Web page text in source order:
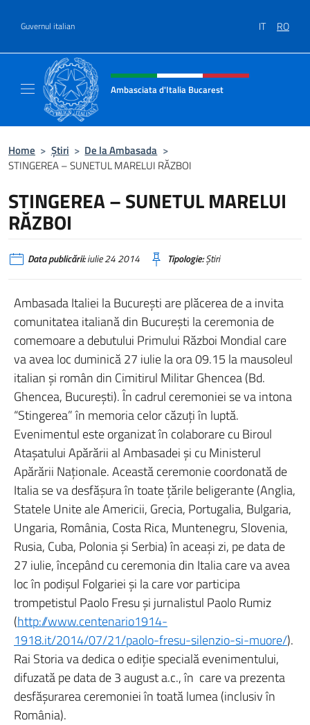
Guvernul italian IT RO
Header, social and menu of site
Ambasciata d'Italia Bucarest
Home > Știri > De la Ambasada >
STINGEREA – SUNETUL MARELUI RĂZBOI
STINGEREA – SUNETUL MARELUI
RĂZBOI
Data publicării:iulie 24 2014 Tipologie:Știri
Ambasada Italiei la Bucureşti are plăcerea de a invita
comunitatea italiană din Bucureşti la ceremonia de
comemoare a debutului Primului Război Mondial care
va avea loc duminică 27 iulie la ora 09.15 la mausoleul
italian şi român din Cimitirul Militar Ghencea (Bd.
Ghencea, Bucureşti). În cadrul ceremoniei se va intona
“Stingerea” în memoria celor căzuţi în luptă.
Evenimentul este organizat în colaborare cu Biroul
Ataşatului Apărării al Ambasadei şi cu Ministerul
Apărării Naţionale. Această ceremonie coordonată de
Italia se va desfăşura în toate ţările beligerante (Anglia,
Statele Unite ale Americii, Grecia, Portugalia, Bulgaria,
Ungaria, România, Costa Rica, Muntenegru, Slovenia,
Rusia, Cuba, Polonia şi Serbia) în aceaşi zi, pe data de
27 iulie, începând cu ceremonia din Italia care va avea
loc în podişul Folgariei şi la care vor participa
trompetistul Paolo Fresu şi jurnalistul Paolo Rumiz
(http://www.centenario1914-
1918.it/2014/07/21/paolo-fresu-silenzio-si-muore/).
Rai Storia va dedica o ediţie specială evenimentului,
difuzată pe data de 3 august a.c., în care va prezenta
desfăşurarea ceremoniei în toată lumea (inclusiv în
România).